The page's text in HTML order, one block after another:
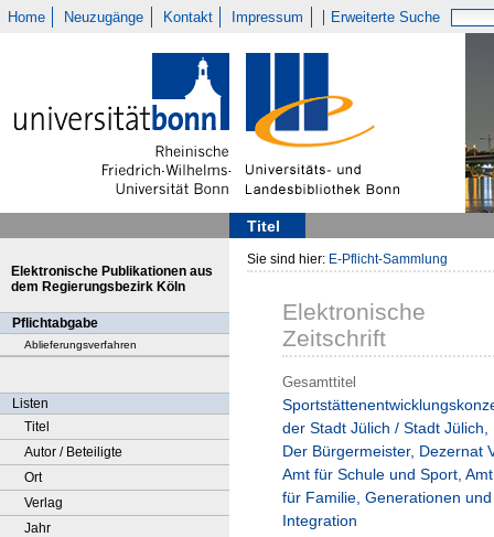
Home Neuzugänge Kontakt Impressum Erweiterte Suche
Titel
Elektronische Publikationen aus
dem Regierungsbezirk Köln
Pflichtabgabe
Ablieferungsverfahren
Listen
Titel
Autor / Beteiligte
Ort
Verlag
Jahr
Sie sind hier: E-Pflicht-Sammlung
Elektronische
Zeitschrift
Gesamttitel
der Stadt Jülich / Stadt Jülich,
Der Bürgermeister, Dezernat
Amt für Schule und Sport, Amt
für Familie, Generationen und
Integration